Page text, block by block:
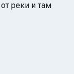
реки и там